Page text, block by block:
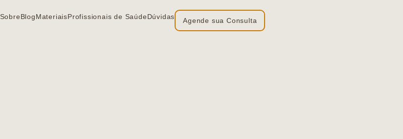
SobreBlogMateriaisProfissionais de SaúdeDúvidas Agende sua Consulta